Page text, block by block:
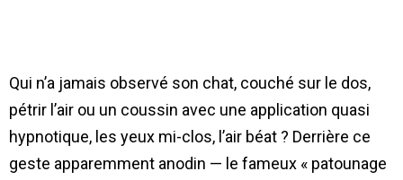
Qui n’a jamais observé son chat, couché sur le dos,
pétrir l’air ou un coussin avec une application quasi
hypnotique, les yeux mi-clos, l’air béat ? Derrière ce
geste apparemment anodin — le fameux « patounage